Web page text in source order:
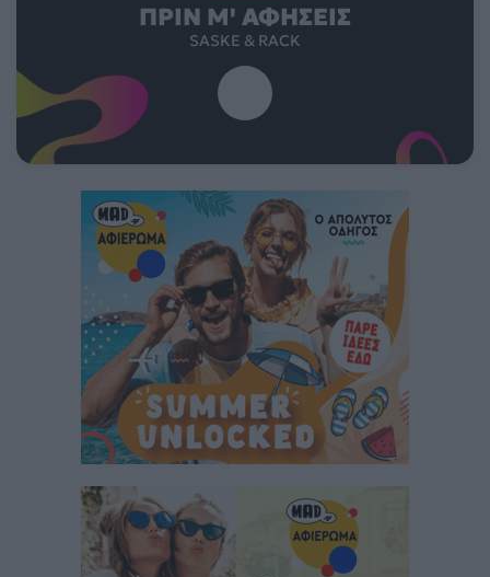
ΠΡΙΝ Μ' ΑΦΉΣΕΙΣ
SASKE & RACK